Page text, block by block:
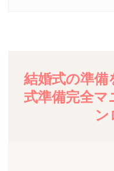
結婚式の準備
式準備完全マ
ン